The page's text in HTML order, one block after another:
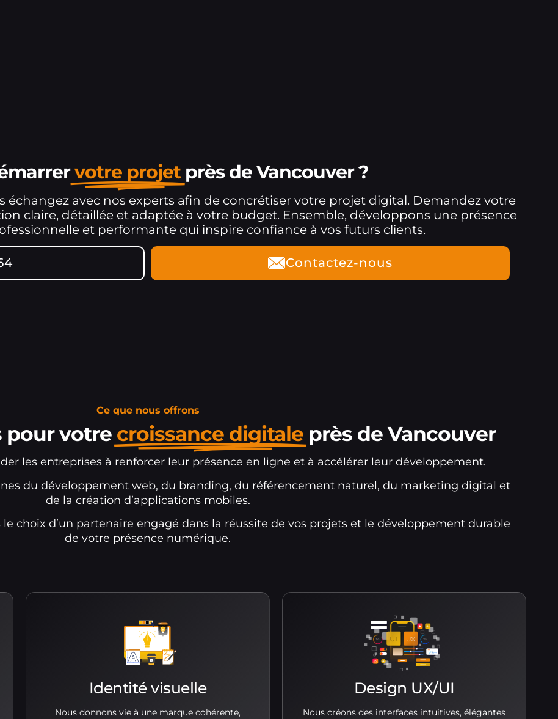
votre projet près de Vancouver ?
échangez avec nos experts afin de concrétiser votre projet digital. Demandez votre
claire, détaillée et adaptée à votre budget. Ensemble, développons une présence
et performante qui inspire confiance à vos futurs clients.
Contactez-nous
Ce que nous offrons
pour votre croissance digitale près de Vancouver
les entreprises à renforcer leur présence en ligne et à accélérer leur développement.
du développement web, du branding, du référencement naturel, du marketing digital et
de la création d’applications mobiles.
le choix d’un partenaire engagé dans la réussite de vos projets et le développement durable
de votre présence numérique.
Identité visuelle
Nous donnons vie à une marque cohérente,
Design UX/UI
Nous créons des interfaces intuitives, élégantes